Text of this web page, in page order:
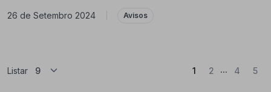
26 de Setembro 2024 Avisos
Listar 1 (Atual)
2 ... 4 5